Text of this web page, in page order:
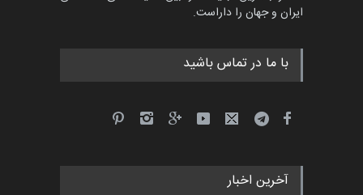
ایران و جهان را داراست.
با ما در تماس باشید
آخرین اخبار